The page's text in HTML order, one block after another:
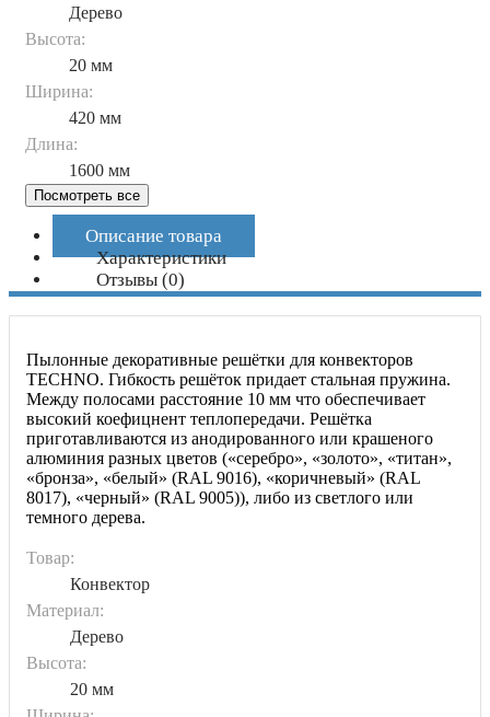
Дерево
Высота:
20 мм
Ширина:
420 мм
Длина:
1600 мм
Посмотреть все
Описание товара
Характеристики
Отзывы (0)
Пылонные декоративные решётки для конвекторов
TECHNO. Гибкость решёток придает стальная пружина.
Между полосами расстояние 10 мм что обеспечивает
высокий коефицнент теплопередачи. Решётка
приготавливаются из анодированного или крашеного
алюминия разных цветов («серебро», «золото», «титан»,
«бронза», «белый» (RAL 9016), «коричневый» (RAL
8017), «черный» (RAL 9005)), либо из светлого или
темного дерева.
Товар:
Конвектор
Материал:
Дерево
Высота:
20 мм